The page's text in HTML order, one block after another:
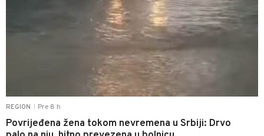
REGION Pre 8 h
Povrijeđena žena tokom nevremena u Srbiji: Drvo